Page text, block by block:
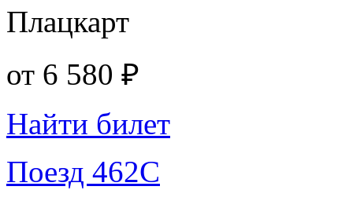
Плацкарт
от 6 580 ₽
Найти билет
Поезд 462С